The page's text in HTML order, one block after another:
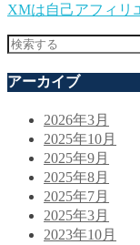
XMは自己アフィリ
アーカイブ
2026年3月
2025年10月
2025年9月
2025年8月
2025年7月
2025年3月
2023年10月